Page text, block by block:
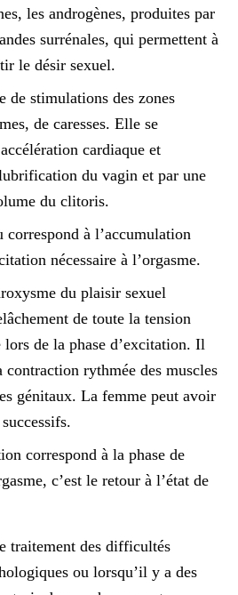
les androgènes, produites par
surrénales, qui permettent à
le désir sexuel.
de stimulations des zones
de caresses. Elle se
cardiaque et
du vagin et par une
du clitoris.
correspond à l’accumulation
nécessaire à l’orgasme.
du plaisir sexuel
de toute la tension
lors de la phase d’excitation. Il
contraction rythmée des muscles
génitaux. La femme peut avoir
correspond à la phase de
c’est le retour à l’état de
traitement des difficultés
ou lorsqu’il y a des